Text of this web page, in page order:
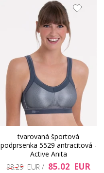
tvarovaná športová
podprsenka 5529 antracitová -
Active Anita
98.29 EUR / 85.02 EUR